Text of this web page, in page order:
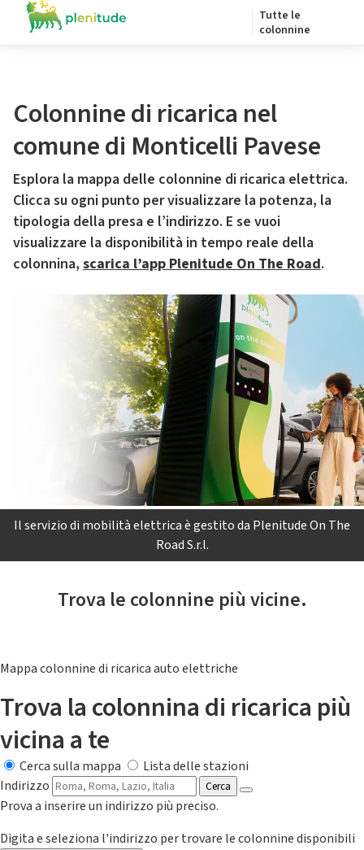
Tutte le
colonnine
Colonnine di ricarica nel
comune di Monticelli Pavese
Esplora la mappa delle colonnine di ricarica elettrica.
Clicca su ogni punto per visualizzare la potenza, la
tipologia della presa e l’indirizzo. E se vuoi
visualizzare la disponibilità in tempo reale della
colonnina, scarica l’app Plenitude On The Road.
Il servizio di mobilità elettrica è gestito da Plenitude On The
Road S.r.l.
Trova le colonnine più vicine.
Mappa colonnine di ricarica auto elettriche
Trova la colonnina di ricarica più
vicina a te
Cerca sulla mappa
Lista delle stazioni
Indirizzo
Cerca
Prova a inserire un indirizzo più preciso.
Digita e seleziona l'indirizzo per trovare le colonnine disponibili